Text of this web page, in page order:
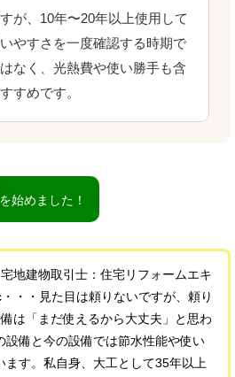
が、10年〜20年以上使用して
やすさを一度確認する時期で
なく、光熱費や使い勝手も含
すめです。
を始めました！
地建物取引士：住宅リフォームエキ
・・見た目は頼りないですが、頼り
は「まだ使えるから大丈夫」と思わ
設備と今の設備では節水性能や使い
ます。私自身、大工として35年以上